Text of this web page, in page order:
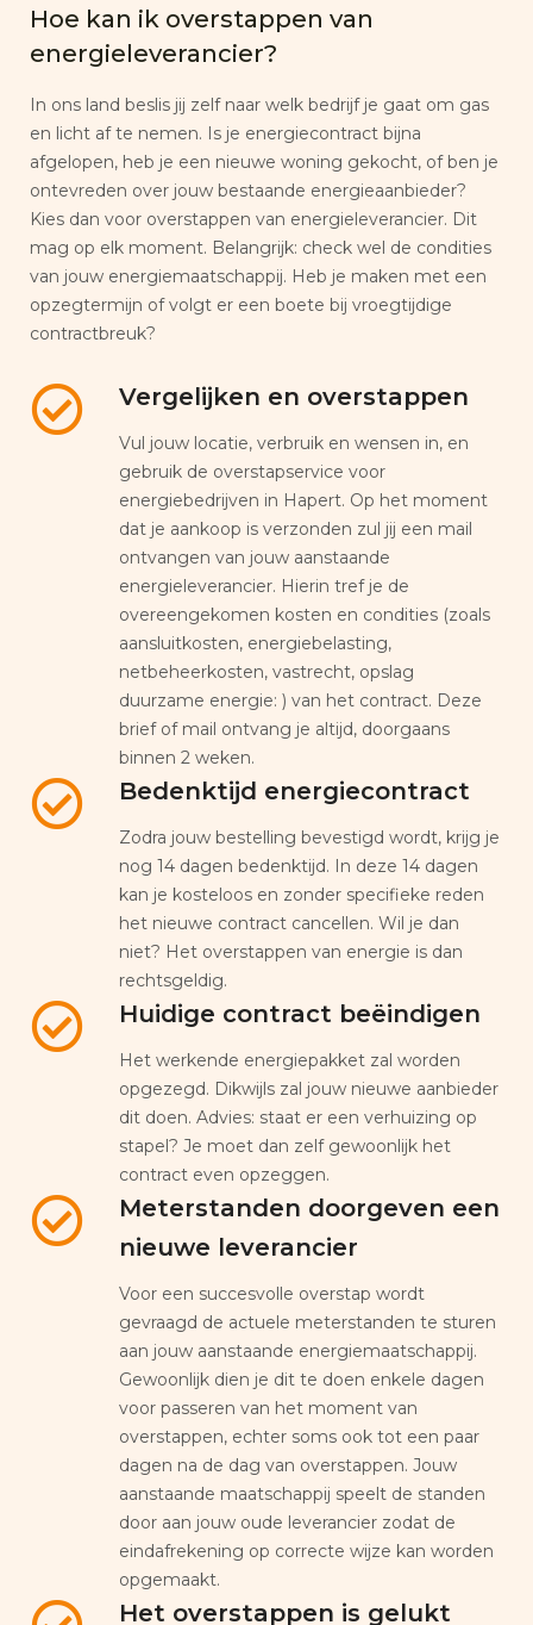
Hoe kan ik overstappen van
energieleverancier?
In ons land beslis jij zelf naar welk bedrijf je gaat om gas
en licht af te nemen. Is je energiecontract bijna
afgelopen, heb je een nieuwe woning gekocht, of ben je
ontevreden over jouw bestaande energieaanbieder?
Kies dan voor overstappen van energieleverancier. Dit
mag op elk moment. Belangrijk: check wel de condities
van jouw energiemaatschappij. Heb je maken met een
opzegtermijn of volgt er een boete bij vroegtijdige
contractbreuk?
Vergelijken en overstappen
Vul jouw locatie, verbruik en wensen in, en
gebruik de overstapservice voor
energiebedrijven in Hapert. Op het moment
dat je aankoop is verzonden zul jij een mail
ontvangen van jouw aanstaande
energieleverancier. Hierin tref je de
overeengekomen kosten en condities (zoals
aansluitkosten, energiebelasting,
netbeheerkosten, vastrecht, opslag
duurzame energie: ) van het contract. Deze
brief of mail ontvang je altijd, doorgaans
binnen 2 weken.
Bedenktijd energiecontract
Zodra jouw bestelling bevestigd wordt, krijg je
nog 14 dagen bedenktijd. In deze 14 dagen
kan je kosteloos en zonder specifieke reden
het nieuwe contract cancellen. Wil je dan
niet? Het overstappen van energie is dan
rechtsgeldig.
Huidige contract beëindigen
Het werkende energiepakket zal worden
opgezegd. Dikwijls zal jouw nieuwe aanbieder
dit doen. Advies: staat er een verhuizing op
stapel? Je moet dan zelf gewoonlijk het
contract even opzeggen.
Meterstanden doorgeven een
nieuwe leverancier
Voor een succesvolle overstap wordt
gevraagd de actuele meterstanden te sturen
aan jouw aanstaande energiemaatschappij.
Gewoonlijk dien je dit te doen enkele dagen
voor passeren van het moment van
overstappen, echter soms ook tot een paar
dagen na de dag van overstappen. Jouw
aanstaande maatschappij speelt de standen
door aan jouw oude leverancier zodat de
eindafrekening op correcte wijze kan worden
opgemaakt.
Het overstappen is gelukt